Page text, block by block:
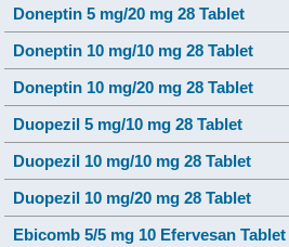
Doneptin 5 mg/20 mg 28 Tablet
Doneptin 10 mg/10 mg 28 Tablet
Doneptin 10 mg/20 mg 28 Tablet
Duopezil 5 mg/10 mg 28 Tablet
Duopezil 10 mg/10 mg 28 Tablet
Duopezil 10 mg/20 mg 28 Tablet
Ebicomb 5/5 mg 10 Efervesan Tablet